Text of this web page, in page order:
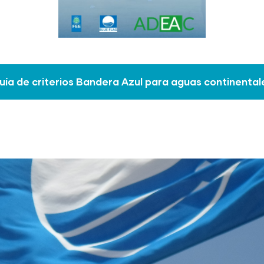
de criterios Bandera Azul para aguas